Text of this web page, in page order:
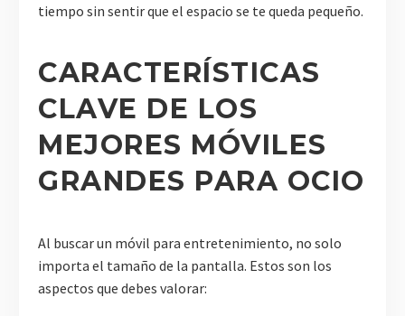
tiempo sin sentir que el espacio se te queda pequeño.
CARACTERÍSTICAS
CLAVE DE LOS
MEJORES MÓVILES
GRANDES PARA OCIO
Al buscar un móvil para entretenimiento, no solo
importa el tamaño de la pantalla. Estos son los
aspectos que debes valorar: